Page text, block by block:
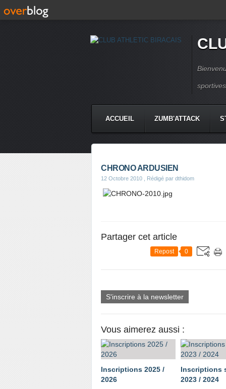
ACCUEIL ZUMB'ATTACK
CHRONO ARDUSIEN
12 Octobre 2010 , Rédigé par dthidom
Partager cet article
Repost 0
S'inscrire à la newsletter
Vous aimerez aussi :
Inscriptions 2025 /
2026
Inscriptions
2023 / 2024